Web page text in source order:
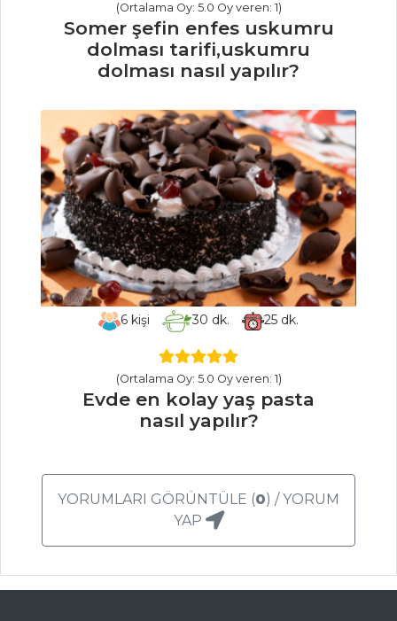
Kırlangıç Köftesi
Balık Yemekleri
Tüm Tarifleri
MASTERCHEF
En pratik evde
kuzu şiş dürüm
nasıl yapılır?
Şeflerden ciğer
terrine tarifi ve püf
noktaları...
Köri sosu nasıl
noktaları nelerdir?
Masterchef Tüm
Sebzeli Et
(Ortalama Oy: 5.0 Oy veren: 1)
Somer şefin enfes uskumru
dolması tarifi,uskumru
dolması nasıl yapılır?
6kişi 30 dk. 25 dk.
(Ortalama Oy: 5.0 Oy veren: 1)
Evde en kolay yaş pasta
nasıl yapılır?
YORUMLARI GÖRÜNTÜLE (0) / YORUM
YAP